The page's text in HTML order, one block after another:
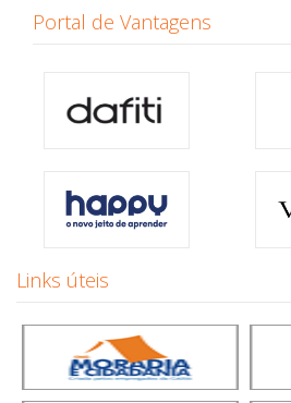
Portal de Vantagens
Links úteis